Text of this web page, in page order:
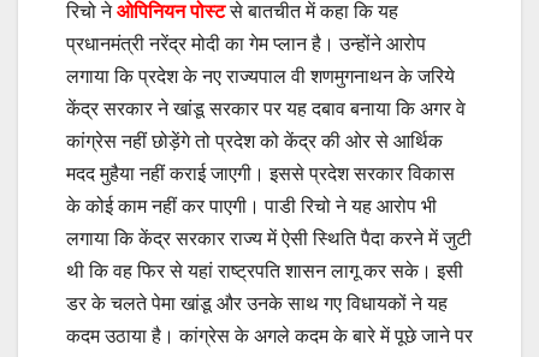
रिचो नेओपिनियन पोस्टसे बातचीत में कहा कि यह
प्रधानमंत्री नरेंद्र मोदी का गेम प्लान है। उन्होंने आरोप
लगाया कि प्रदेश के नए राज्यपाल वी शणमुगनाथन के जरिये
केंद्र सरकार ने खांडू सरकार पर यह दबाव बनाया कि अगर वे
कांग्रेस नहीं छोड़ेंगे तो प्रदेश को केंद्र की ओर से आर्थिक
मदद मुहैया नहीं कराई जाएगी। इससे प्रदेश सरकार विकास
के कोई काम नहीं कर पाएगी। पाडी रिचो ने यह आरोप भी
लगाया कि केंद्र सरकार राज्य में ऐसी स्थिति पैदा करने में जुटी
थी कि वह फिर से यहां राष्ट्रपति शासन लागू कर सके। इसी
डर के चलते पेमा खांडू और उनके साथ गए विधायकों ने यह
कदम उठाया है। कांग्रेस के अगले कदम के बारे में पूछे जाने पर